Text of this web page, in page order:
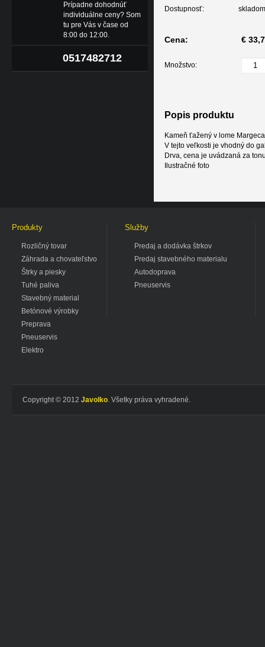
Dostupnosť: skladom
Cena: €
Množstvo:
Popis produktu
Kameň ťažený v lome
V tejto veľkosti je vhodný do
Drva, cena je uvádzaná za
Ilustračné foto
Prípadne dohodnúť
individuálne ceny? Som
tu pre Vás v čase od
8:00 do 12:00.
0517482712
Produkty
Rozličný tovar
Záhrada a chovateľstvo
Štrky a piesky
Tuhé paliva
Stavebný material
Betónové výrobky
Preprava
Pneuservis
Elektro
Služby
Predaj a dodávka štrkov
Predaj stavebného materialu
Autodoprava
Pneuservis
Copyright © 2012 Javolko. Všetky práva vyhradené.